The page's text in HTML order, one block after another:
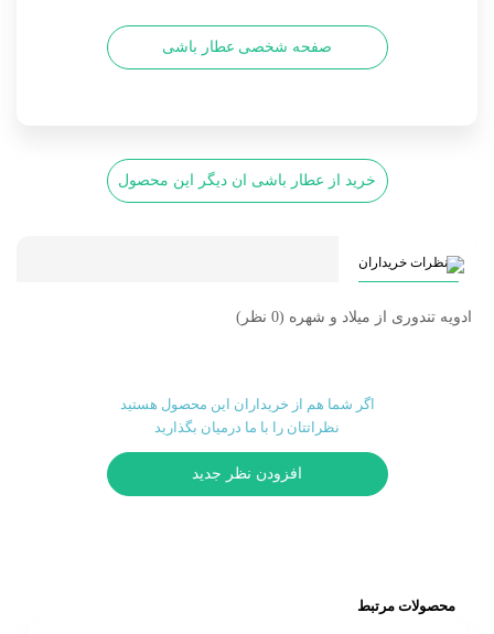
صفحه شخصی عطار باشی
خرید از عطار باشی ان دیگر این محصول
نظرات خریداران
ادویه تندوری از میلاد و شهره (0 نظر)
اگر شما هم از خریداران این محصول هستید
نظراتتان را با ما درمیان بگذارید
افزودن نظر جدید
محصولات مرتبط